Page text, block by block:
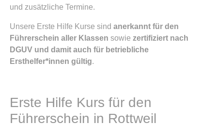
und zusätzliche Termine.
Unsere Erste Hilfe Kurse sind anerkannt für den
Führerschein aller Klassen sowie zertifiziert nach
DGUV und damit auch für betriebliche
Ersthelfer*innen gültig.
Erste Hilfe Kurs für den
Führerschein in Rottweil